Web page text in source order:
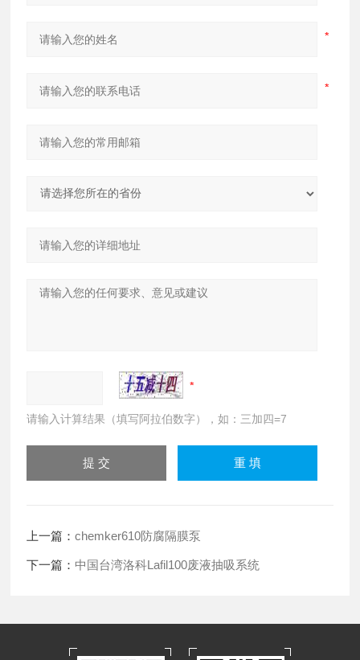
请输入计算结果（填写阿拉伯数字），如：三加四=7
上一篇：chemker610防腐隔膜泵
下一篇：中国台湾洛科Lafil100废液抽吸系统